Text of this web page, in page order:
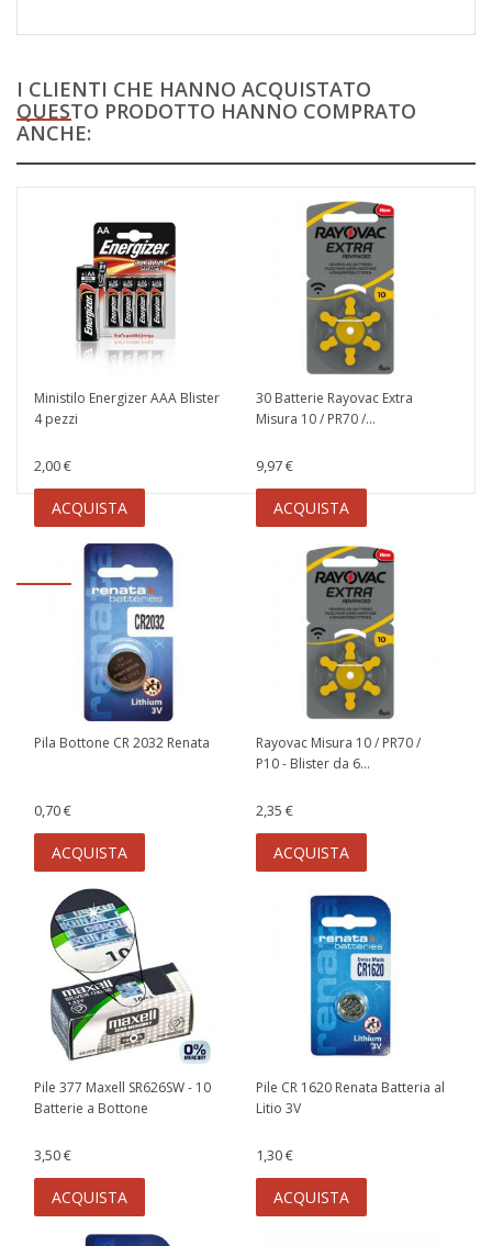
I CLIENTI CHE HANNO ACQUISTATO
QUESTO PRODOTTO HANNO COMPRATO
ANCHE:
Ministilo Energizer AAA Blister
4 pezzi
2,00 €
ACQUISTA
30 Batterie Rayovac Extra
Misura 10 / PR70 /...
9,97 €
ACQUISTA
Pila Bottone CR 2032 Renata
0,70 €
ACQUISTA
Rayovac Misura 10 / PR70 /
P10 - Blister da 6...
2,35 €
ACQUISTA
Pile 377 Maxell SR626SW - 10
Batterie a Bottone
3,50 €
ACQUISTA
Pile CR 1620 Renata Batteria al
Litio 3V
1,30 €
ACQUISTA